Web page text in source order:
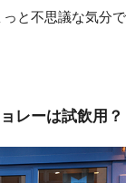
と不思議な気分で
レーは試飲用？